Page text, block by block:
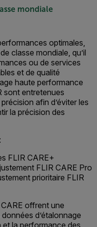
mondiale
optimales,
classe mondiale, qu’il
ou de services
et de qualité
haute performance
sont entretenues
afin d’éviter les
la précision des
FLIR CARE+
FLIR CARE Pro
prioritaire FLIR
offrent une
d’étalonnage
la performance des